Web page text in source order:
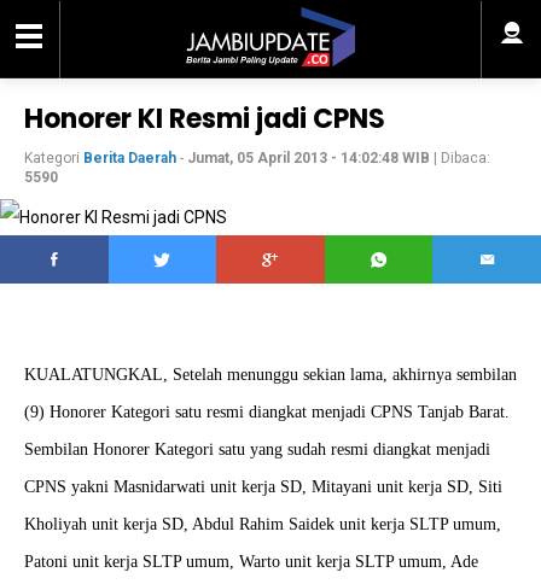
Honorer KI Resmi jadi CPNS
Kategori Berita Daerah - Jumat, 05 April 2013 - 14:02:48 WIB | Dibaca:
5590
KUALATUNGKAL, Setelah menunggu sekian lama, akhirnya sembilan
(9) Honorer Kategori satu resmi diangkat menjadi CPNS Tanjab Barat.
Sembilan Honorer Kategori satu yang sudah resmi diangkat menjadi
CPNS yakni Masnidarwati unit kerja SD, Mitayani unit kerja SD, Siti
Kholiyah unit kerja SD, Abdul Rahim Saidek unit kerja SLTP umum,
Patoni unit kerja SLTP umum, Warto unit kerja SLTP umum, Ade